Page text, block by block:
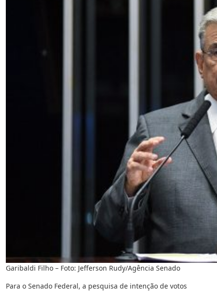
Garibaldi Filho – Foto: Jefferson Rudy/Agência Senado
Para o Senado Federal, a pesquisa de intenção de votos